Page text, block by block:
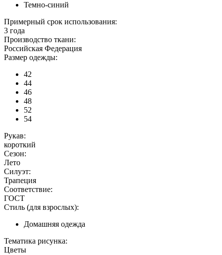
Темно-синий
Примерный срок использования:
3 года
Производство ткани:
Российская Федерация
Размер одежды:
42
44
46
48
52
54
Рукав:
короткий
Сезон:
Лето
Силуэт:
Трапеция
Соответствие:
ГОСТ
Стиль (для взрослых):
Домашняя одежда
Тематика рисунка:
Цветы